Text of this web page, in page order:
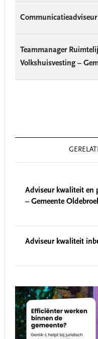
Communicatieadviseur
Teammanager
Volkshuisvesting –
Adviseur kwaliteit en
– Gemeente
Adviseur kwaliteit